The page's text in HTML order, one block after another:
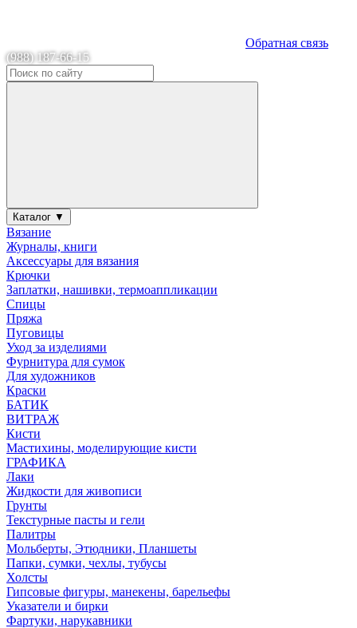
Обратная связь
(988) 187-66-15
Каталог ▼
Вязание
Журналы, книги
Аксессуары для вязания
Крючки
Заплатки, нашивки, термоаппликации
Спицы
Пряжа
Пуговицы
Уход за изделиями
Фурнитура для сумок
Для художников
Краски
БАТИК
ВИТРАЖ
Кисти
Мастихины, моделирующие кисти
ГРАФИКА
Лаки
Жидкости для живописи
Грунты
Текстурные пасты и гели
Палитры
Мольберты, Этюдники, Планшеты
Папки, сумки, чехлы, тубусы
Холсты
Гипсовые фигуры, манекены, барельефы
Указатели и бирки
Фартуки, нарукавники